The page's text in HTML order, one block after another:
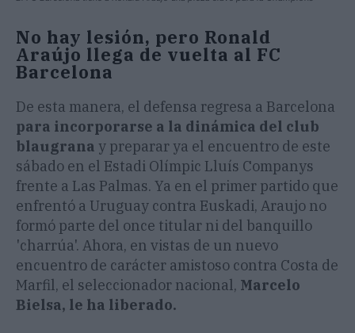
No hay lesión, pero Ronald
Araújo llega de vuelta al FC
Barcelona
De esta manera, el defensa regresa a Barcelona
para incorporarse a la dinámica del club
blaugrana y preparar ya el encuentro de este
sábado en el Estadi Olímpic Lluís Companys
frente a Las Palmas. Ya en el primer partido que
enfrentó a Uruguay contra Euskadi, Araujo no
formó parte del once titular ni del banquillo
'charrúa'. Ahora, en vistas de un nuevo
encuentro de carácter amistoso contra Costa de
Marfil, el seleccionador nacional, Marcelo
Bielsa, le ha liberado.